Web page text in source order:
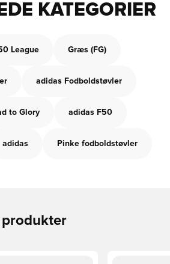
KATEGORIER
League Græs (FG)
adidas Fodboldstøvler
to Glory adidas F50
adidas Pinke fodboldstøvler
produkter